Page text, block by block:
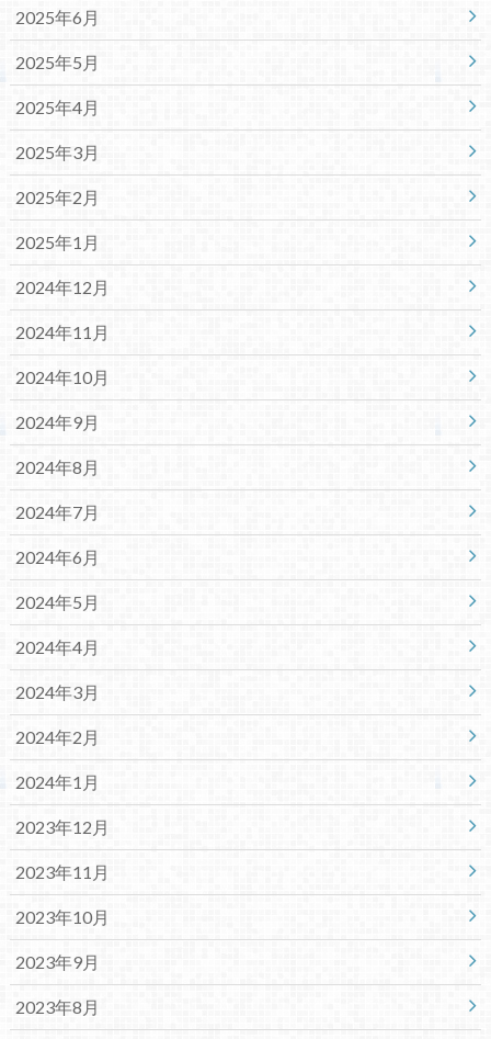
2025年6月
2025年5月
2025年4月
2025年3月
2025年2月
2025年1月
2024年12月
2024年11月
2024年10月
2024年9月
2024年8月
2024年7月
2024年6月
2024年5月
2024年4月
2024年3月
2024年2月
2024年1月
2023年12月
2023年11月
2023年10月
2023年9月
2023年8月